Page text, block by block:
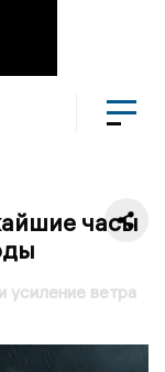
часы
усиление ветра